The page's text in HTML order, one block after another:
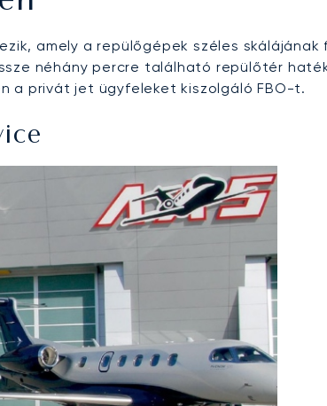
amely a repülőgépek széles skálájának
néhány percre található repülőtér
a privát jet ügyfeleket kiszolgáló FBO-t.